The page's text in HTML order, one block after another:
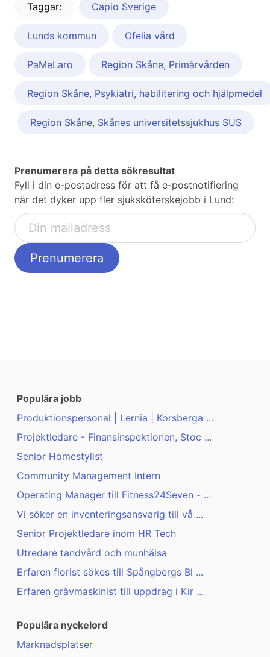
Taggar: Capio Sverige
Lunds kommun Ofelia vård
PaMeLaro Region Skåne, Primärvården
Region Skåne, Psykiatri, habilitering och hjälpmedel
Region Skåne, Skånes universitetssjukhus SUS
Prenumerera på detta sökresultat
Fyll i din e-postadress för att få e-postnotifiering
när det dyker upp fler sjuksköterskejobb i Lund:
Populära jobb
Produktionspersonal | Lernia | Korsberga ...
Projektledare - Finansinspektionen, Stoc ...
Senior Homestylist
Community Management Intern
Operating Manager till Fitness24Seven - ...
Vi söker en inventeringsansvarig till vå ...
Senior Projektledare inom HR Tech
Utredare tandvård och munhälsa
Erfaren florist sökes till Spångbergs Bl ...
Erfaren grävmaskinist till uppdrag i Kir ...
Populära nyckelord
Marknadsplatser